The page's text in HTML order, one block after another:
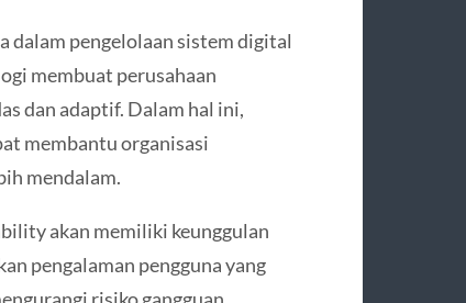
dalam pengelolaan sistem digital
membuat perusahaan
dan adaptif. Dalam hal ini,
membantu organisasi
mendalam.
akan memiliki keunggulan
pengalaman pengguna yang